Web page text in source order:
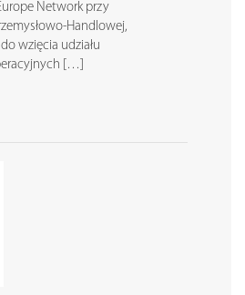
Network przy
Handlowej,
wzięcia udziału
[…]